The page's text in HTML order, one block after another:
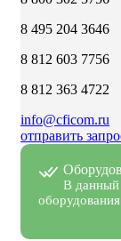
8 495 204 3646
8 812 603 7756
8 812 363 4722
info@cficom.ru
отправить
В данный